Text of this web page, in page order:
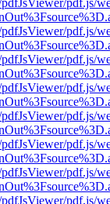
pdf.js/
pdf.js/
pdf.js/
pdf.js/
pdf.js/
pdf.js/
pdf.js/
pdf.js/